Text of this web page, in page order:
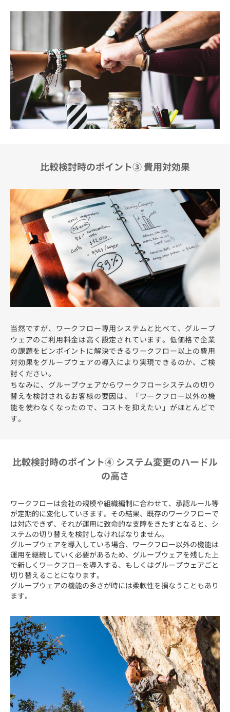
比較検討時のポイント③ 費用対効果
当然ですが、ワークフロー専用システムと比べて、グループ
ウェアのご利用料金は高く設定されています。低価格で企業
の課題をピンポイントに解決できるワークフロー以上の費用
対効果をグループウェアの導入により実現できるのか、ご検
討ください。
ちなみに、グループウェアからワークフローシステムの切り
替えを検討されるお客様の要因は、「ワークフロー以外の機
能を使わなくなったので、コストを抑えたい」がほとんどで
す。
比較検討時のポイント④ システム変更のハードル
の高さ
ワークフローは会社の規模や組織編制に合わせて、承認ルール等
が定期的に変化していきます。その結果、既存のワークフローで
は対応できず、それが運用に致命的な支障をきたすとなると、シ
ステムの切り替えを検討しなければなりません。
グループウェアを導入している場合、ワークフロー以外の機能は
運用を継続していく必要があるため、グループウェアを残した上
で新しくワークフローを導入する、もしくはグループウェアごと
切り替えることになります。
グループウェアの機能の多さが時には柔軟性を損なうこともあり
ます。